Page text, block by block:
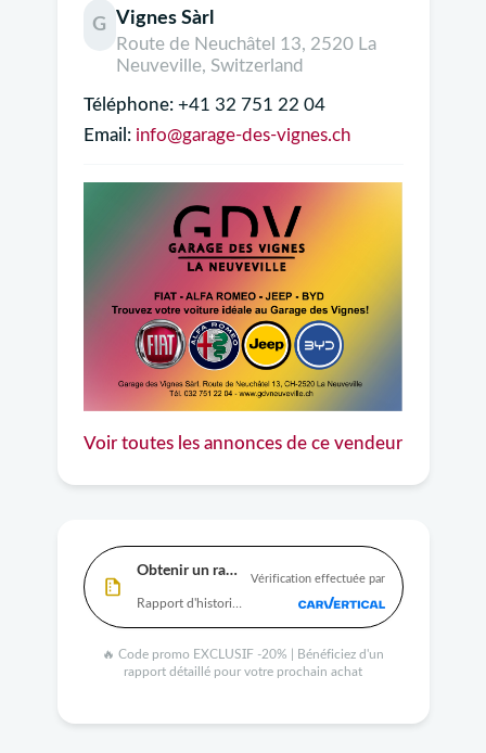
G Vignes Sàrl
Route de Neuchâtel 13, 2520 La
Neuveville, Switzerland
Téléphone:+41 32 751 22 04
Email: info@garage-des-vignes.ch
Voir toutes les annonces de ce vendeur
Obtenir un rapport
Vérification effectuée par
🔥 Code promo EXCLUSIF -20% | Bénéficiez d'un
rapport détaillé pour votre prochain achat